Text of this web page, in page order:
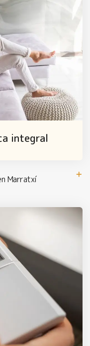
integral
Marratxí